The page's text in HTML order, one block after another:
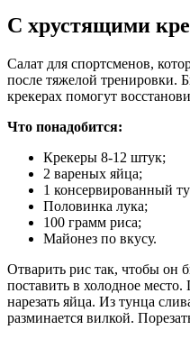
С хрустящими
Салат для спортсменов,
после тяжелой тренировки.
крекерах помогут
Что понадобится:
Крекеры 8-12 штук;
2 вареных яйца;
1 консервированный
Половинка лука;
100 грамм риса;
Майонез по вкусу.
Отварить рис так, чтобы он
поставить в холодное
нарезать яйца. Из тунца
разминается вилкой.